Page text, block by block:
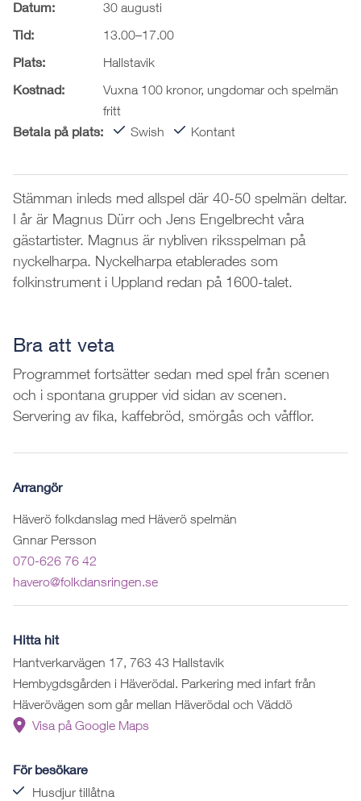
Datum: 30 augusti
Tid: 13.00–17.00
Plats: Hallstavik
Kostnad:
Vuxna 100 kronor, ungdomar och spelmän
fritt
Betala på plats: Swish Kontant
Stämman inleds med allspel där 40-50 spelmän deltar.
I år är Magnus Dürr och Jens Engelbrecht våra
gästartister. Magnus är nybliven riksspelman på
nyckelharpa. Nyckelharpa etablerades som
folkinstrument i Uppland redan på 1600-talet.
Bra att veta
Programmet fortsätter sedan med spel från scenen
och i spontana grupper vid sidan av scenen.
Servering av fika, kaffebröd, smörgås och våfflor.
Arrangör
Häverö folkdanslag med Häverö spelmän
Gnnar Persson
070-626 76 42
havero@folkdansringen.se
Hitta hit
Hantverkarvägen 17, 763 43 Hallstavik
Hembygdsgården i Häverödal. Parkering med infart från
Häverövägen som går mellan Häverödal och Väddö
Visa på Google Maps
För besökare
Husdjur tillåtna